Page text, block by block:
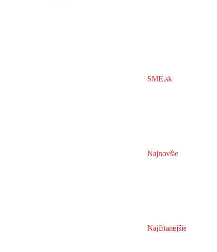
SME.sk
Najnovšie
Najčítanejšie